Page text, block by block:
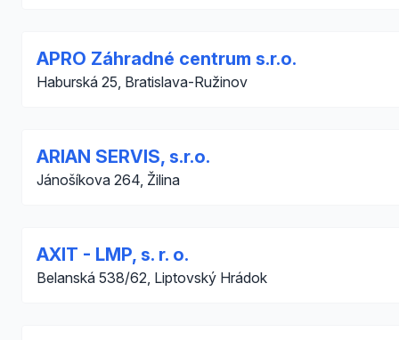
APRO Záhradné centrum s.r.o.
Haburská 25, Bratislava-Ružinov
ARIAN SERVIS, s.r.o.
Jánošíkova 264, Žilina
AXIT - LMP, s. r. o.
Belanská 538/62, Liptovský Hrádok